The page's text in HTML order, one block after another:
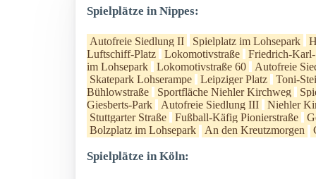
Spielplätze in Nippes:
Autofreie Siedlung II Spielplatz im Lohsepark
Luftschiff-Platz
Lokomotivstraße
Friedrich-Karl-
im Lohsepark
Lokomotivstraße 60
Autofreie
Skatepark Lohserampe
Leipziger Platz
Toni-
Bühlowstraße
Sportfläche Niehler Kirchweg
Giesberts-Park
Autofreie Siedlung III
Niehler
Stuttgarter Straße
Fußball-Käfig Pionierstraße
Bolzplatz im Lohsepark
An den Kreutzmorgen
Spielplätze in Köln: